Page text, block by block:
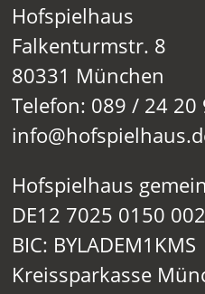
Hofspielhaus
Falkenturmstr. 8
80331 München
Telefon: 089 / 24 20
Hofspielhaus
DE12 7025 0150
BIC: BYLADEM1KMS
Kreissparkasse